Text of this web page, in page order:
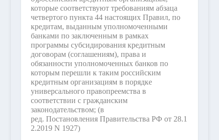
которые соответствуют требованиям абзаца
четвертого пункта 44 настоящих Правил, по
кредитам, выданным уполномоченными
банками по заключенным в рамках
программы субсидирования кредитным
договорам (соглашениям), права и
обязанности уполномоченных банков по
которым перешли к таким российским
кредитным организациям в порядке
универсального правопреемства в
соответствии с гражданским
законодательством; (в
ред. Постановления Правительства РФ от 28.1
2.2019 N 1927)